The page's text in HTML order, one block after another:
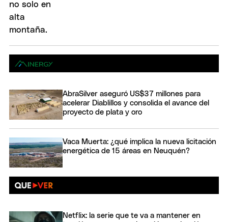
AbraSilver aseguró US$37 millones para
acelerar Diablillos y consolida el avance del
proyecto de plata y oro
Vaca Muerta: ¿qué implica la nueva licitación
energética de 15 áreas en Neuquén?
Netflix: la serie que te va a mantener en